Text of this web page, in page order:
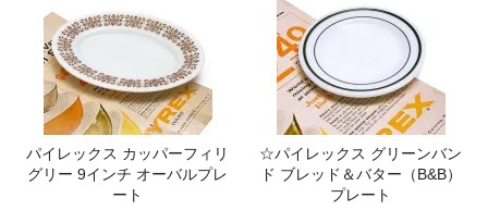
パイレックス カッパーフィリ
グリー 9インチ オーバルプレ
ート
☆パイレックス グリーンバン
ド ブレッド＆バター（B&B）
プレート